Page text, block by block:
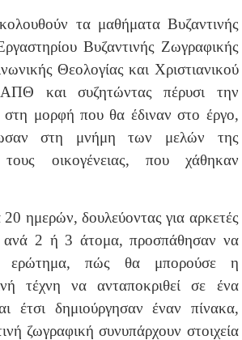
τα μαθήματα Βυζαντινής
Βυζαντινής Ζωγραφικής
Θεολογίας και Χριστιανικού
και συζητώντας πέρυσι την
στη μορφή που θα έδιναν στο έργο,
στη μνήμη των μελών της
τους οικογένειας, που χάθηκαν
ημερών, δουλεύοντας για αρκετές
ανά 2 ή 3 άτομα, προσπάθησαν να
ερώτημα, πώς θα μπορούσε η
τέχνη να ανταποκριθεί σε ένα
έτσι δημιούργησαν έναν πίνακα,
ζωγραφική συνυπάρχουν στοιχεία